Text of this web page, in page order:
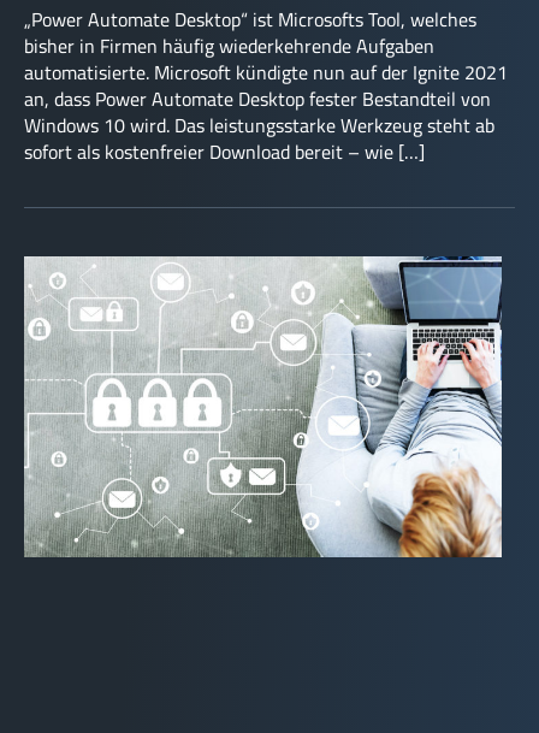
„Power Automate Desktop“ ist Microsofts Tool, welches
bisher in Firmen häufig wiederkehrende Aufgaben
automatisierte. Microsoft kündigte nun auf der Ignite 2021
an, dass Power Automate Desktop fester Bestandteil von
Windows 10 wird. Das leistungsstarke Werkzeug steht ab
sofort als kostenfreier Download bereit – wie […]